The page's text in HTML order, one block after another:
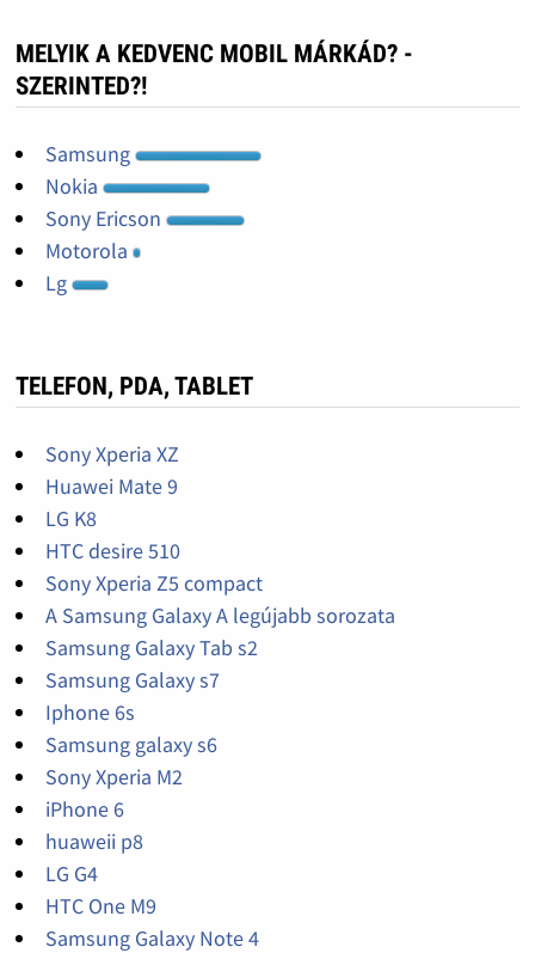
MELYIK A KEDVENC MOBIL MÁRKÁD? -
SZERINTED?!
Samsung
Nokia
Sony Ericson
Motorola
Lg
TELEFON, PDA, TABLET
Sony Xperia XZ
Huawei Mate 9
LG K8
HTC desire 510
Sony Xperia Z5 compact
A Samsung Galaxy A legújabb sorozata
Samsung Galaxy Tab s2
Samsung Galaxy s7
Iphone 6s
Samsung galaxy s6
Sony Xperia M2
iPhone 6
huaweii p8
LG G4
HTC One M9
Samsung Galaxy Note 4